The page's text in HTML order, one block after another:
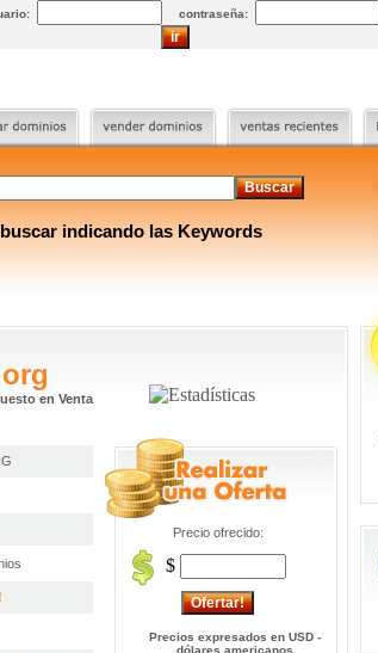
contraseña:
indicando las Keywords
en Venta
Precio ofrecido:
$
Precios expresados en USD -
dólares americanos